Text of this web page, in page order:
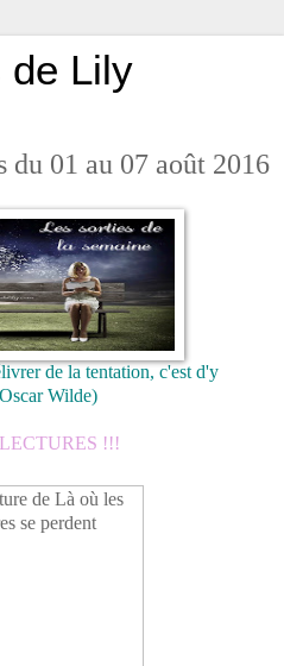
de Lily
01 au 07 août 2016
de la tentation, c'est d'y
Wilde)
!!!